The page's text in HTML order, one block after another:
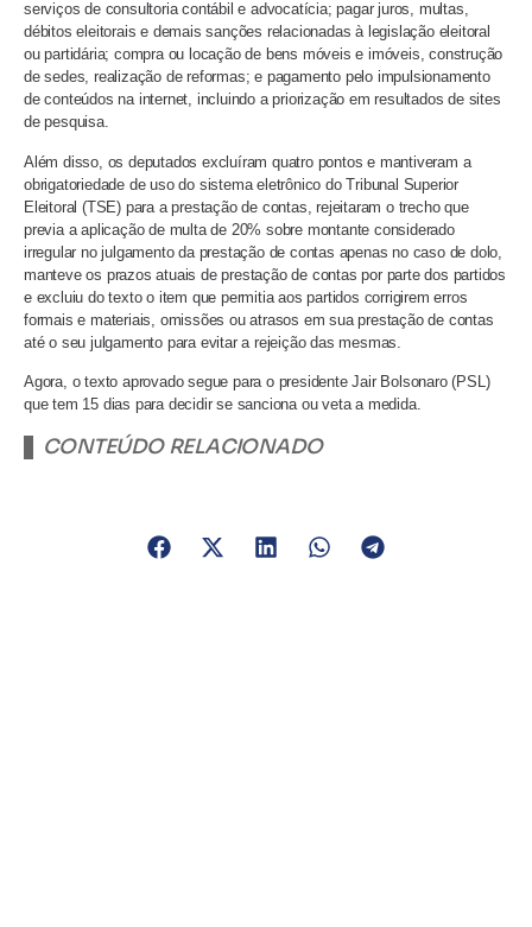
serviços de consultoria contábil e advocatícia; pagar juros, multas,
débitos eleitorais e demais sanções relacionadas à legislação eleitoral
ou partidária; compra ou locação de bens móveis e imóveis, construção
de sedes, realização de reformas; e pagamento pelo impulsionamento
de conteúdos na internet, incluindo a priorização em resultados de sites
de pesquisa.
Além disso, os deputados excluíram quatro pontos e mantiveram a
obrigatoriedade de uso do sistema eletrônico do Tribunal Superior
Eleitoral (TSE) para a prestação de contas, rejeitaram o trecho que
previa a aplicação de multa de 20% sobre montante considerado
irregular no julgamento da prestação de contas apenas no caso de dolo,
manteve os prazos atuais de prestação de contas por parte dos partidos
e excluiu do texto o item que permitia aos partidos corrigirem erros
formais e materiais, omissões ou atrasos em sua prestação de contas
até o seu julgamento para evitar a rejeição das mesmas.
Agora, o texto aprovado segue para o presidente Jair Bolsonaro (PSL)
que tem 15 dias para decidir se sanciona ou veta a medida.
CONTEÚDO RELACIONADO